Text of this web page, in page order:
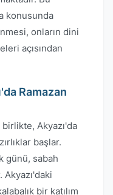
konusunda
onların dini
açısından
Ramazan
birlikte, Akyazı'da
başlar.
günü, sabah
Akyazı'daki
bir katılım